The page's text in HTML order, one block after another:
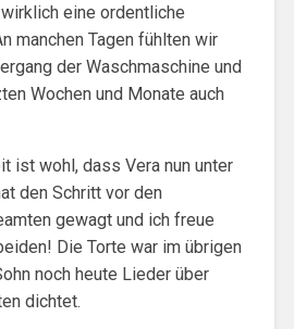
eine ordentliche
manchen Tagen fühlten wir
der Waschmaschine und
Wochen und Monate auch
ist wohl, dass Vera nun unter
den Schritt vor den
gewagt und ich freue
Die Torte war im übrigen
noch heute Lieder über
dichtet.